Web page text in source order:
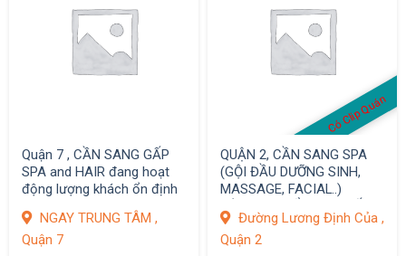
Quận 7 , CẦN SANG GẤP
SPA and HAIR đang hoạt
động lượng khách ổn định
NGAY TRUNG TÂM ,
Quận 7
Có Clip Quán
QUẬN 2, CẦN SANG SPA
(GỘI ĐẦU DƯỠNG SINH,
MASSAGE, FACIAL..)
HOẠT ĐỘNG ỔN ĐỊNH KHU
TRUNG TÂM
Đường Lương Định Của ,
Quận 2